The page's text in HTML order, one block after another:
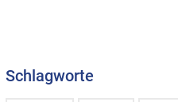
Schlagworte